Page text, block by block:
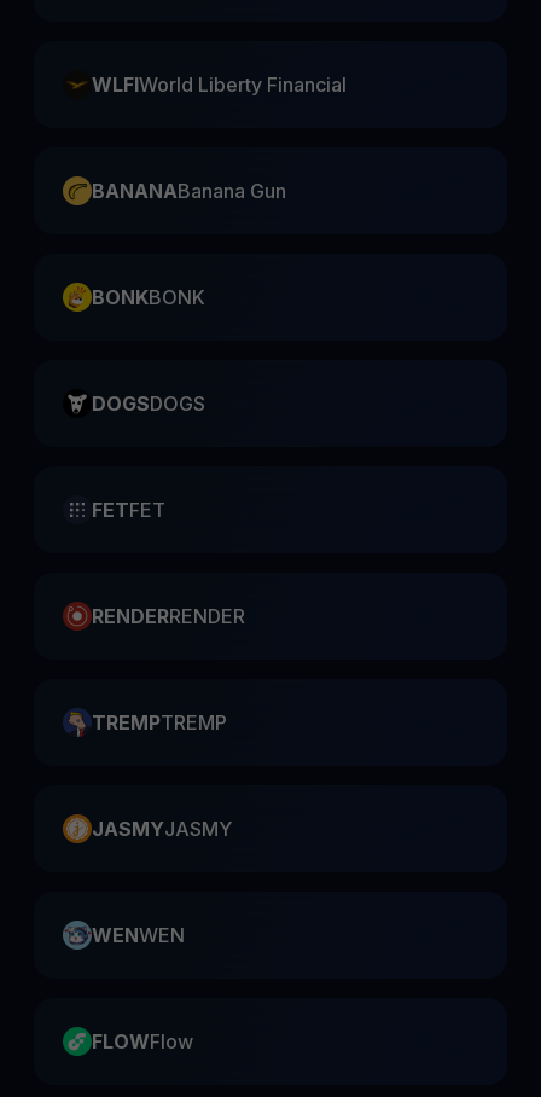
WLFIWorld Liberty Financial
BANANABanana Gun
BONKBONK
DOGSDOGS
FETFET
RENDERRENDER
TREMPTREMP
JASMYJASMY
WENWEN
FLOWFlow